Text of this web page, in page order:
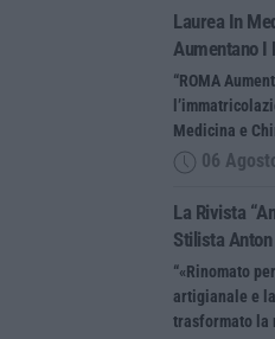
Laurea In
Aumentano I
“ROMA
Medicina e
06
La Rivista
Stilista
“«Rinomato
artigianale e
trasformato la